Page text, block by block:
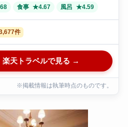
食事 ★4.67 風呂 ★4.59
件
楽天トラベルで見る →
※掲載情報は執筆時点のものです。